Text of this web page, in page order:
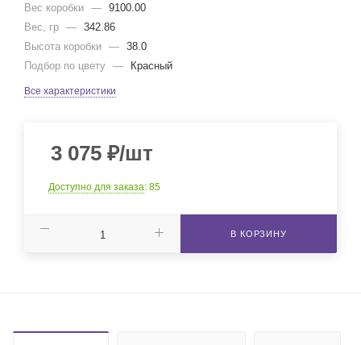
Вес коробки — 9100.00
Вес, гр — 342.86
Высота коробки — 38.0
Подбор по цвету — Красный
Все характеристики
3 075 ₽/шт
Доступно для заказа: 85
В КОРЗИНУ